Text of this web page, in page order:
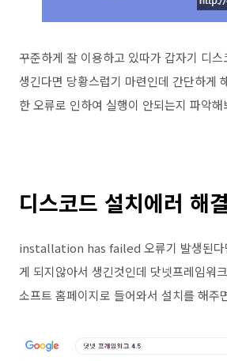
꾸준하게 잘 이용하고 있따가 갑자기 디
생긴다면 당황스럽기 마련인데 간단하게
한 오류로 인하여 실행이 안되는지 파악해
디스코드 설치에러 해
installation has failed 오류기 발생된다
게 되지않아서 생긴것인데 닷넷프레임워
소프트 홈페이지로 들어와서 설치를 해주